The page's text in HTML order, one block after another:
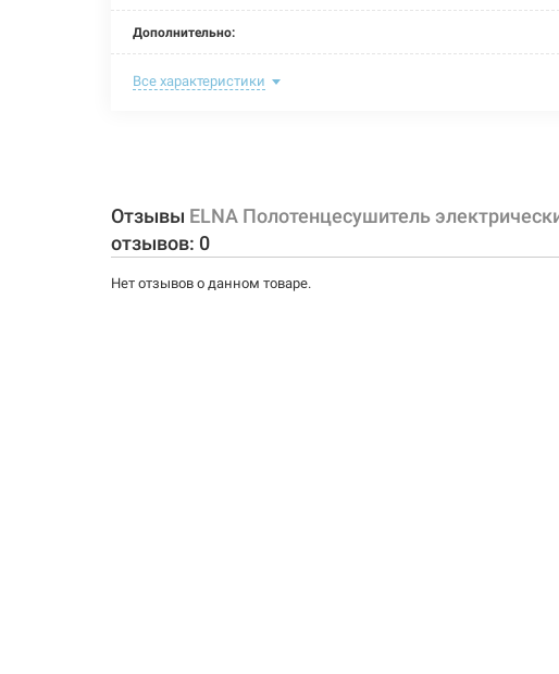
Дополнительно:
Цвет:
Мощность:
Максимальная температура:
Все характеристики
Отзывы ELNA Полотенцесушитель
отзывов: 0
Нет отзывов о данном товаре.